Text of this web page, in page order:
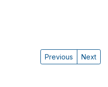
Previous Next